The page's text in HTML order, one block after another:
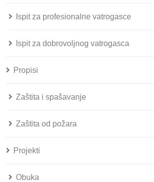
Ispit za profesionalne vatrogasce
Ispit za dobrovoljnog vatrogasca
Propisi
Zaštita i spašavanje
Zaštita od požara
Projekti
Obuka